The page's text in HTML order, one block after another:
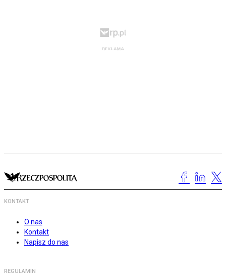
KONTAKT
O nas
Kontakt
Napisz do nas
REGULAMIN